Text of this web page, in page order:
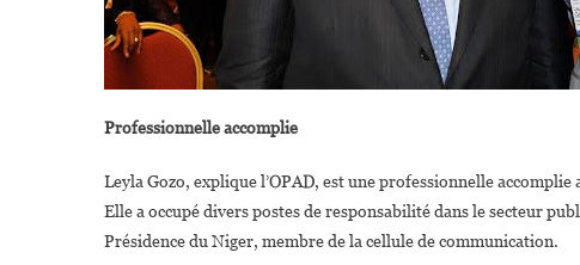
Professionnelle accomplie
Leyla Gozo, explique l’OPAD, est une professionnelle
Elle a occupé divers postes de responsabilité dans le secteur
Présidence du Niger, membre de la cellule de communication.